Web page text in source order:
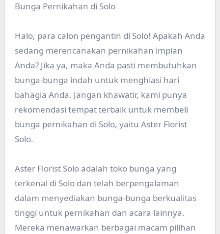
Bunga Pernikahan di Solo
Halo, para calon pengantin di Solo! Apakah Anda
sedang merencanakan pernikahan impian
Anda? Jika ya, maka Anda pasti membutuhkan
bunga-bunga indah untuk menghiasi hari
bahagia Anda. Jangan khawatir, kami punya
rekomendasi tempat terbaik untuk membeli
bunga pernikahan di Solo, yaitu Aster Florist
Solo.
Aster Florist Solo adalah toko bunga yang
terkenal di Solo dan telah berpengalaman
dalam menyediakan bunga-bunga berkualitas
tinggi untuk pernikahan dan acara lainnya.
Mereka menawarkan berbagai macam pilihan